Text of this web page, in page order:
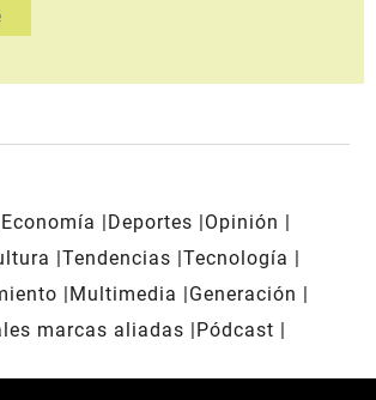
Economía Deportes
Opinión
Tendencias Tecnología
Multimedia
Generación
marcas aliadas
Pódcast